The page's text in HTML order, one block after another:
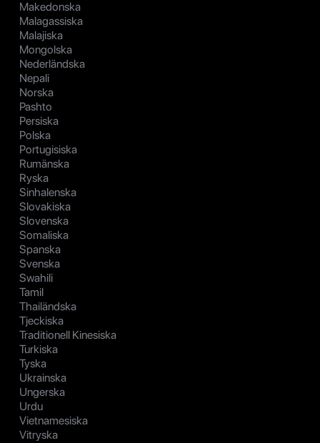
Makedonska
Malagassiska
Malajiska
Mongolska
Nederländska
Nepali
Norska
Pashto
Persiska
Polska
Portugisiska
Rumänska
Ryska
Sinhalenska
Slovakiska
Slovenska
Somaliska
Spanska
Svenska
Swahili
Tamil
Thailändska
Tjeckiska
Traditionell Kinesiska
Turkiska
Tyska
Ukrainska
Ungerska
Urdu
Vietnamesiska
Vitryska